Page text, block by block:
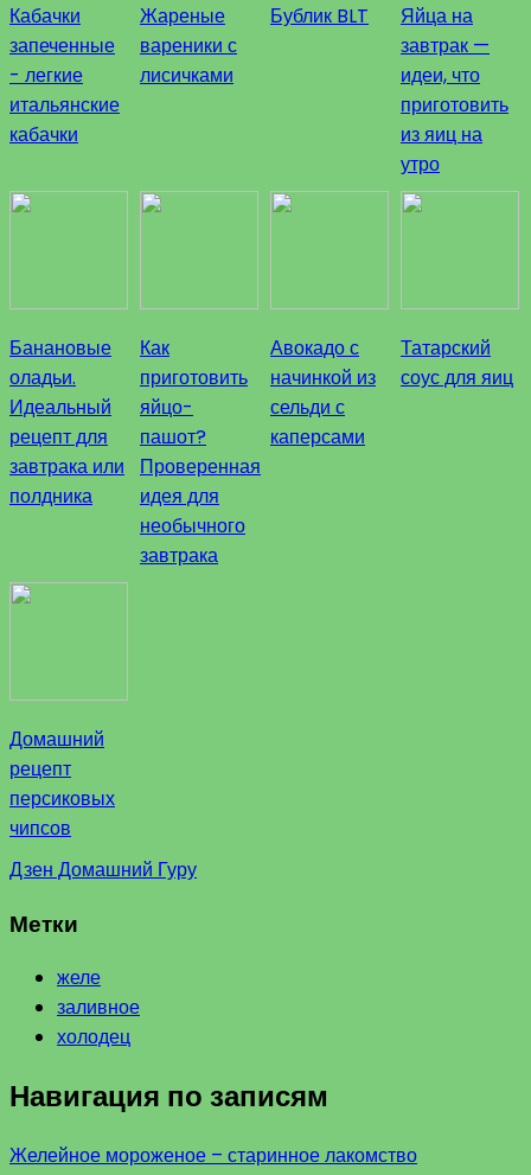
Кабачки
запеченные
- легкие
итальянские
кабачки
Жареные
вареники с
лисичками
Бублик BLT
Яйца на
завтрак —
идеи, что
приготовить
из яиц на
утро
Банановые
оладьи.
Идеальный
рецепт для
завтрака или
полдника
Как
приготовить
яйцо-
пашот?
Проверенная
идея для
необычного
завтрака
Авокадо с
начинкой из
сельди с
каперсами
Татарский
соус для яиц
Домашний
рецепт
персиковых
чипсов
Дзен Домашний Гуру
Метки
желе
заливное
холодец
Навигация по записям
Желейное мороженое – старинное лакомство